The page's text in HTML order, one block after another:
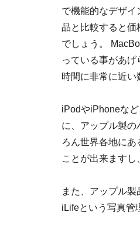
で機能的なデザ
品と比較すると価
でしょう。
っている事があ
時間に非常に近い
iPodやiPhoneな
に、アップル製
ろん世界各地にあ
ことが出来ますし
また、アップル
iLifeという写真管